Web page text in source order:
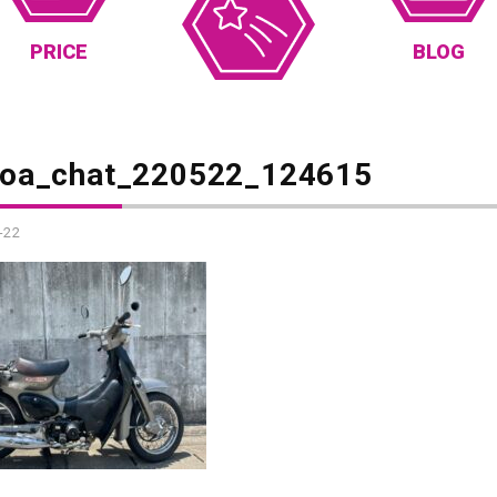
PRICE BLOG